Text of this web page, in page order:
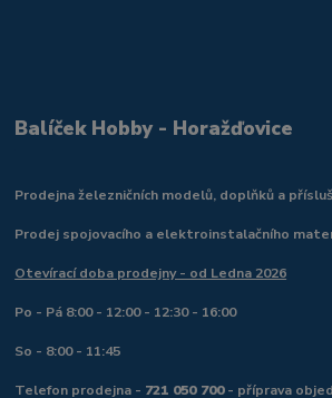
Balíček Hobby - Horažďovice
Prodejna železničních modelů, doplňků a
Prodej spojovacího a elektroinstalačního
Otevírací doba prodejny - od Ledna 2026
Po - Pá 8:00 - 12:00 - 12:30 - 16:00
So - 8:00 - 11:45
Telefon prodejna - 721 050 700- příprava